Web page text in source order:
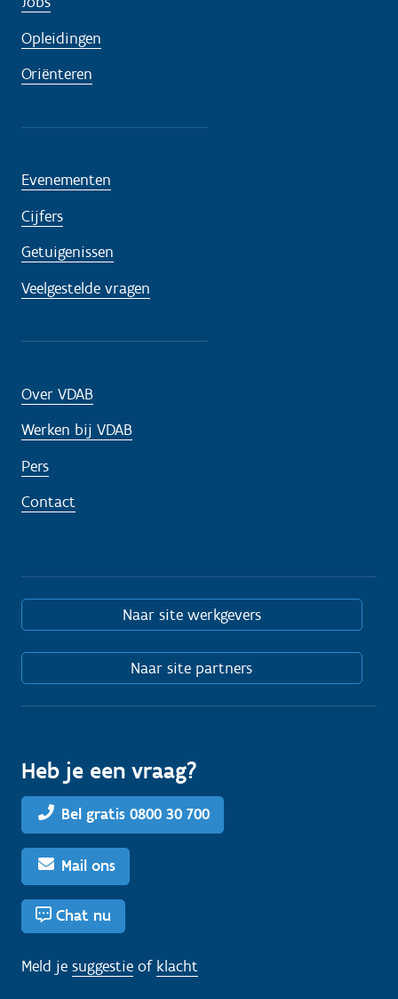
Opleidingen
Oriënteren
Evenementen
Cijfers
Getuigenissen
Veelgestelde vragen
Over VDAB
Werken bij VDAB
Pers
Contact
Naar site werkgevers
Naar site partners
Heb je een vraag?
Bel gratis 0800 30 700
Mail ons
Chat nu
Meld je suggestie of klacht